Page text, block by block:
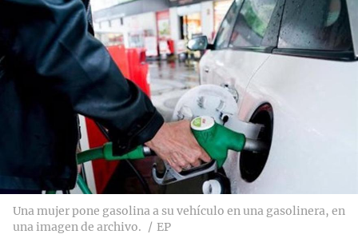
Una mujer pone gasolina a su vehículo en una gasolinera, en
una imagen de archivo.
EP